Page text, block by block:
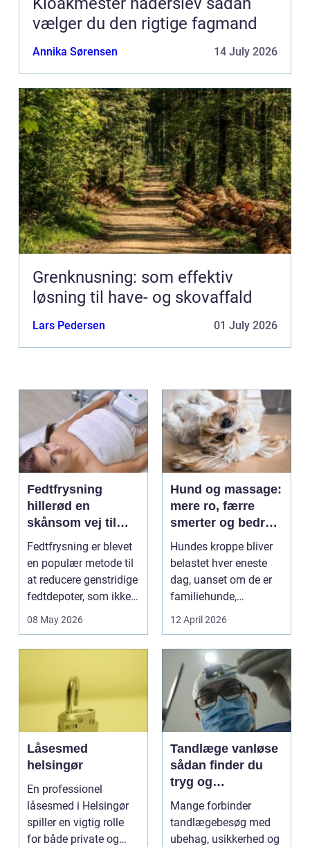
vælger du den rigtige fagmand
Annika Sørensen 14 July 2026
Grenknusning: som effektiv
løsning til have- og skovaffald
Lars Pedersen 01 July 2026
Fedtfrysning
hillerød en
skånsom vej til
reduktion af lokale
fedtdepoter
Fedtfrysning er blevet
en populær metode til
at reducere genstridige
fedtdepoter, som ikke
reagerer ...
08 May 2026
Hund og massage:
mere ro, færre
smerter og bedre
bevægelse
Hundes kroppe bliver
belastet hver eneste
dag, uanset om de er
familiehunde,
jagthunde,
konkurrenceh...
12 April 2026
Låsesmed
helsingør
En professionel
låsesmed i Helsingør
spiller en vigtig rolle
for både private og
Tandlæge vanløse
sådan finder du
tryg og
professionel
tandpleje
Mange forbinder
tandlægebesøg med
ubehag, usikkerhed og